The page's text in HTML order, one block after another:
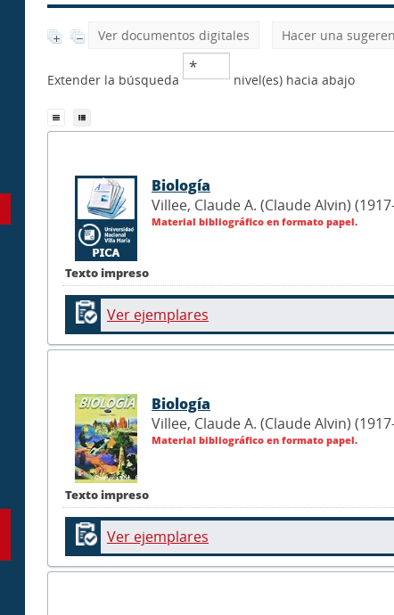
Ver documentos digitales Hacer una
Extender la búsqueda nivel(es) hacia abajo
Texto impreso
Biología
Villee, Claude A. (Claude Alvin)
Material bibliográfico en formato papel.
Ver ejemplares
Texto impreso
Biología
Villee, Claude A. (Claude Alvin)
Material bibliográfico en formato papel.
Ver ejemplares